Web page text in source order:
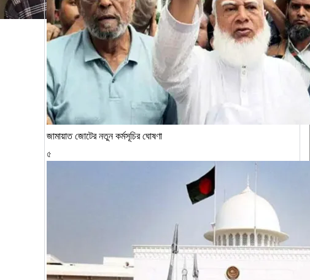
জামায়াত জোটের নতুন কর্মসূচির ঘোষণা
৫